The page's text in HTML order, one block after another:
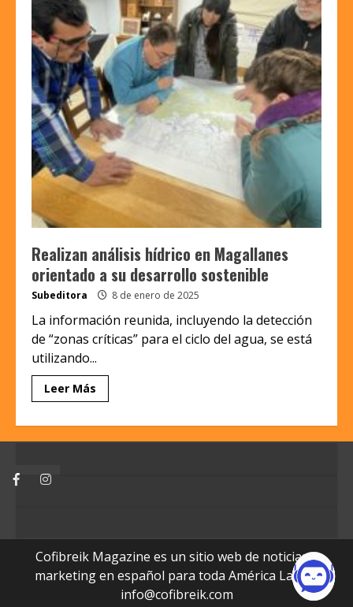
Realizan análisis hídrico en Magallanes
orientado a su desarrollo sostenible
Subeditora 8 de enero de 2025
La información reunida, incluyendo la detección
de “zonas críticas” para el ciclo del agua, se está
utilizando...
Leer Más
FacebookInstagram
Cofibreik Magazine es un sitio web de noticias y
marketing en español para toda América Latina.
info@cofibreik.com